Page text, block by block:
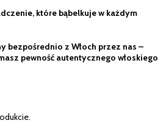
które bąbelkuje w każdym
bezpośrednio z Włoch przez nas –
pewność autentycznego włoskiego